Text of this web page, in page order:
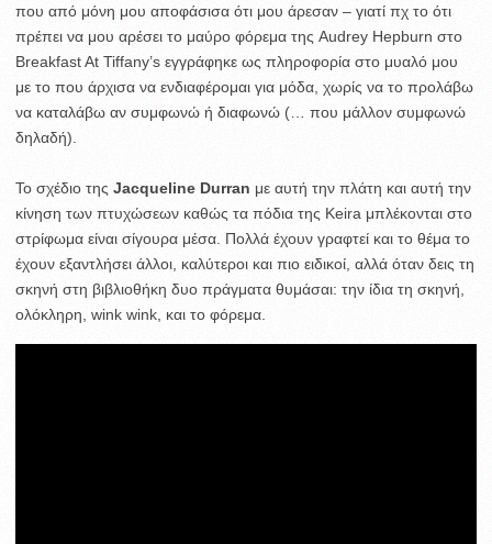
που από μόνη μου αποφάσισα ότι μου άρεσαν – γιατί πχ το ότι
πρέπει να μου αρέσει το μαύρο φόρεμα της Audrey Hepburn στο
Breakfast At Tiffany’s εγγράφηκε ως πληροφορία στο μυαλό μου
με το που άρχισα να ενδιαφέρομαι για μόδα, χωρίς να το προλάβω
να καταλάβω αν συμφωνώ ή διαφωνώ (… που μάλλον συμφωνώ
δηλαδή).
Το σχέδιο της Jacqueline Durran με αυτή την πλάτη και αυτή την
κίνηση των πτυχώσεων καθώς τα πόδια της Keira μπλέκονται στο
στρίφωμα είναι σίγουρα μέσα. Πολλά έχουν γραφτεί και το θέμα το
έχουν εξαντλήσει άλλοι, καλύτεροι και πιο ειδικοί, αλλά όταν δεις τη
σκηνή στη βιβλιοθήκη δυο πράγματα θυμάσαι: την ίδια τη σκηνή,
ολόκληρη, wink wink, και το φόρεμα.